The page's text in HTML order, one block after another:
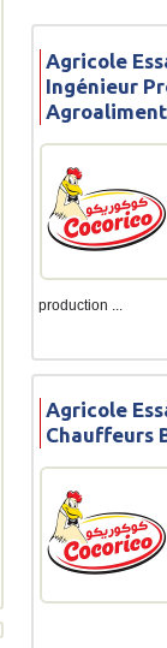
Agricole
Ingénieur
production ...
Agricole
Chauffeurs